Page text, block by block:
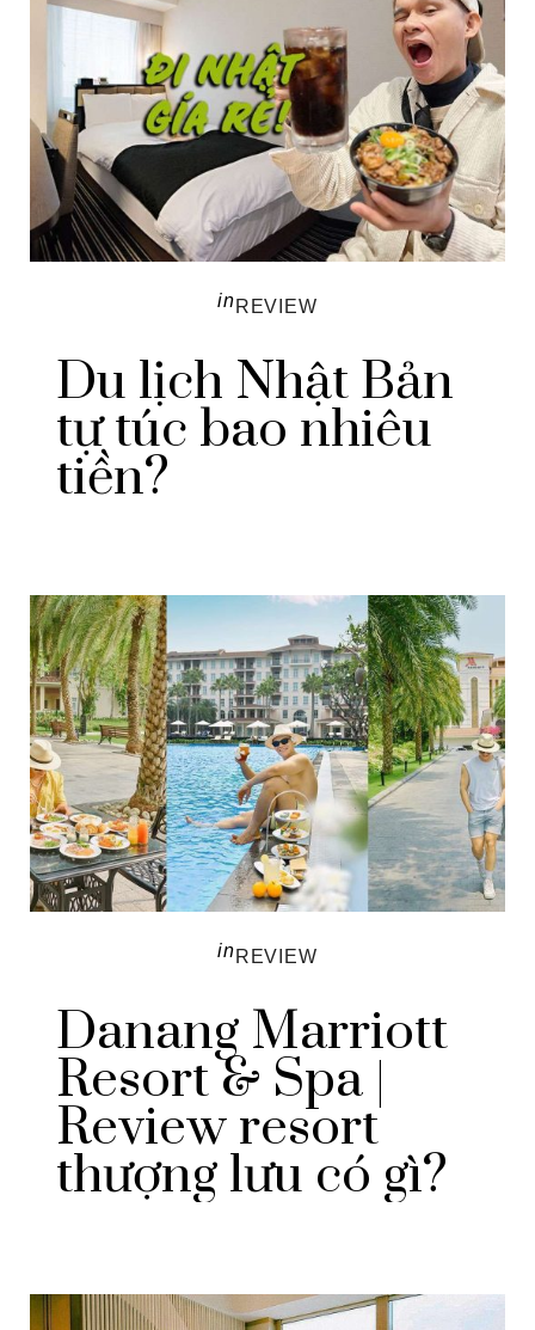
inREVIEW
Du lịch Nhật Bản
tự túc bao nhiêu
tiền?
inREVIEW
Danang Marriott
Resort & Spa |
Review resort
thượng lưu có gì?